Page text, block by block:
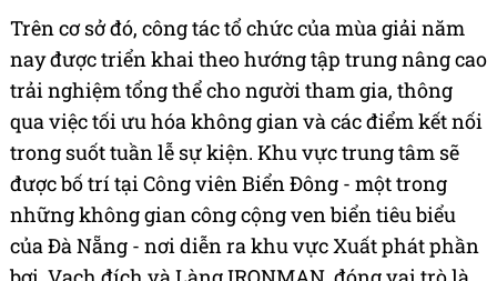
Trên cơ sở đó, công tác tổ chức của mùa giải năm
nay được triển khai theo hướng tập trung nâng cao
trải nghiệm tổng thể cho người tham gia, thông
qua việc tối ưu hóa không gian và các điểm kết nối
trong suốt tuần lễ sự kiện. Khu vực trung tâm sẽ
được bố trí tại Công viên Biển Đông - một trong
những không gian công cộng ven biển tiêu biểu
của Đà Nẵng - nơi diễn ra khu vực Xuất phát phần